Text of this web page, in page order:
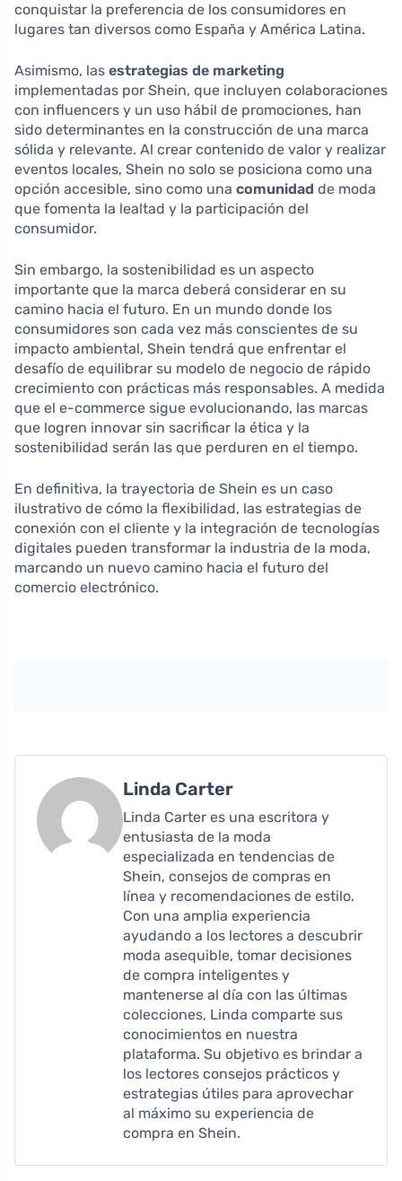
conquistar la preferencia de los consumidores en
lugares tan diversos como España y América Latina.
Asimismo, las estrategias de marketing
implementadas por Shein, que incluyen colaboraciones
con influencers y un uso hábil de promociones, han
sido determinantes en la construcción de una marca
sólida y relevante. Al crear contenido de valor y realizar
eventos locales, Shein no solo se posiciona como una
opción accesible, sino como una comunidad de moda
que fomenta la lealtad y la participación del
consumidor.
Sin embargo, la sostenibilidad es un aspecto
importante que la marca deberá considerar en su
camino hacia el futuro. En un mundo donde los
consumidores son cada vez más conscientes de su
impacto ambiental, Shein tendrá que enfrentar el
desafío de equilibrar su modelo de negocio de rápido
crecimiento con prácticas más responsables. A medida
que el e-commerce sigue evolucionando, las marcas
que logren innovar sin sacrificar la ética y la
sostenibilidad serán las que perduren en el tiempo.
En definitiva, la trayectoria de Shein es un caso
ilustrativo de cómo la flexibilidad, las estrategias de
conexión con el cliente y la integración de tecnologías
digitales pueden transformar la industria de la moda,
marcando un nuevo camino hacia el futuro del
comercio electrónico.
Linda Carter
Linda Carter es una escritora y
entusiasta de la moda
especializada en tendencias de
Shein, consejos de compras en
línea y recomendaciones de estilo.
Con una amplia experiencia
ayudando a los lectores a descubrir
moda asequible, tomar decisiones
de compra inteligentes y
mantenerse al día con las últimas
colecciones, Linda comparte sus
conocimientos en nuestra
plataforma. Su objetivo es brindar a
los lectores consejos prácticos y
estrategias útiles para aprovechar
al máximo su experiencia de
compra en Shein.